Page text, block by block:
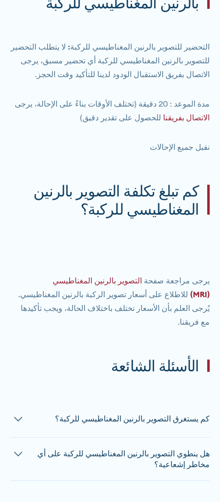
التحضير للتصوير بالرنين المغناطيسي للركبة: لا يتطلب التحضير
للتصوير بالرنين المغناطيسي للركبة أي تحضير مسبق، يرجى
الاتصال بفريق الاستقبال الودود لدينا للتأكيد وقت الحجز.
مدة الموعد : 20 دقيقة (تختلف الأوقات بناءً على الإحالة، يرجى
الاتصال بفريقنا للحصول على تقدير دقيق)
نقبل جميع الإحالات
كم تبلغ تكلفة التصوير بالرنين
المغناطيسي للركبة؟
يرجى مراجعة صفحة التصوير بالرنين المغناطيسي
(MRI)
للاطلاع على أسعار تصوير الركبة بالرنين المغناطيسي.
يُرجى العلم بأن الأسعار تختلف باختلاف الحالة، ويجب تأكيدها
مع فريقنا.
الأسئلة الشائعة
كم يستغرق التصوير بالرنين المغناطيسي للركبة؟
تختلف المدة حسب الحالة، لذا يرجى التواصل مع
للحصول على تقدير دقيق للوقت عند الحجز.
هل ينطوي التصوير بالرنين المغناطيسي للركبة على أي
مخاطر إشعاعية؟